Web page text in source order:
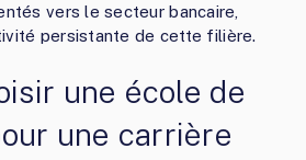
vers le secteur bancaire,
persistante de cette filière.
une école de
une carrière